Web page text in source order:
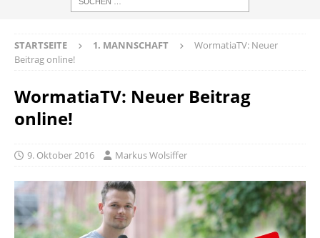
STARTSEITE 1. MANNSCHAFT
WormatiaTV: Neuer
Beitrag online!
WormatiaTV: Neuer Beitrag
online!
9. Oktober 2016 Markus Wolsiffer